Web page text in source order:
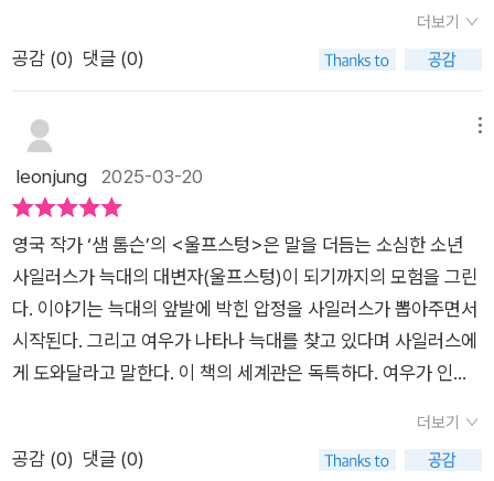
인간이라고 착각이라도 하는 듯 도시까지 만들어 군림하고 있는
레이너드. 늑대들을 자신의 노예로 삼으려고 하는 레이너드 앞에
서 사일러스는 과연 '울프스텅'처럼 늑대들을 위해서 자신의 목소
리를 높일 수 있을까? 인간의 말을 구사하면서 인간의 논리로 자
협을 피해 오직 늑대로 살아가려는 아이센그림과 허센트. 과연 사
금함에 읽다 보면 어느새 이야기가 끝이 나버린, 가독성 좋은 초
등 고학년을 위한 장편 동화 《울프스텅》이었다.출판사에서 진행
한 서평단 모집을 통해 도서를 제공받고 주관적으로 쓴 글입니다.
#책블로그 #북블로그 #책스타그램 #북스타그램
를 위한 투쟁을 담은 판타지 동화입니다. 주인공 사일러스는 말더
듬증 때문에 친구들에게 괴롭힘을 당하며 소심한 성격으로 살아
그는 자신이 피할 수 없는 거대한 이야기의 중심으로 빨려 들어갑
니다.이 소설은 현실과 판타지를 넘나들며, '말'이라는 것이 어떻
게 자유를 억압하는 도구가 되기도 하고, 반대로 억압을 깨는 무
기가 되기도 하는지 보여주는 작품입니다.사일러스는 학교에서
괴롭힘을 당하는 '느린 아이'입니다. 그는 자신의 이름조차 제대
로 말하지 못해 친구들에게 '사일런트 사일런스(Silent Silenc
e)'라는 별명으로 불리며 조롱받습니다. 그러나 그의 삶은 아이센
그림을 도와주면서 완전히 바뀌게 됩니다.현실 속에서 수동적인
존재였던 사일러스가, 판타지 세계에서는 매 순간 결단을 내려야
용기가 부족한 소년이 아니라, 말을 제대로 할 수 없어도 '옳은 일
을 해야 한다'는 신념을 지닌 인물이라는 점에서 더 매력적으로
다. 여우가 말을 함으로써 다른 동물들보다 우위에 서게 되었다.
여우가 늑대를 이용하여 지하 도시를 건설하고 각종 동물들을 노
예로 부린다. 그럴 수 있었던 힘은 말에서 시작된다. 여우는 교활
한 동물로 등장한다. 여우가 하는 말들은 대부분 거짓이다. 간사
속아 결국 종족이 모두 멸종당하게 될 위협에 처하게 된다. 마지
청하게 된다. 평상시에는 말을 잘하지 못하는 주인공 사일러스는
신기하게 동물들 앞에서는 꼭 필요한 말들을 할 수 있게 된다. 늑
대를 구하고 교활한 여우를 쫓아낼 수 있었던 것은 사일러스의 시
기적절한 말의 힘 때문이었다. '거짓을 이기는 말'을 할 수 있다는
것은 지혜로운 사람의 특징이다. 긴 말을 하지 않더라도 꼭 필요
한 말을 짧지만 임팩트 있게 말할 수 있는 것은 부단한 노력이 있
어야 한다. 어쩜 유창한 말솜씨보다는 말하는 스피커의 사람됨이
더보기
공감 (0) 댓글 (0)
leonjung 2025-03-20
영국 작가 ‘샘 톰슨’의 <울프스텅>은 말을 더듬는 소심한 소년
사일러스가 늑대의 대변자(울프스텅)이 되기까지의 모험을 그린
다. 이야기는 늑대의 앞발에 박힌 압정을 사일러스가 뽑아주면서
시작된다. 그리고 여우가 나타나 늑대를 찾고 있다며 사일러스에
게 도와달라고 말한다. 이 책의 세계관은 독특하다. 여우가 인간
건설하여 일종의 여우왕국을 만든다. 여우가 세상의 지배자가 되
며 나아가 인간의 독재에 반기를 든다. 이러한 설정은 인간과 동
더보기
공감 (0) 댓글 (0)